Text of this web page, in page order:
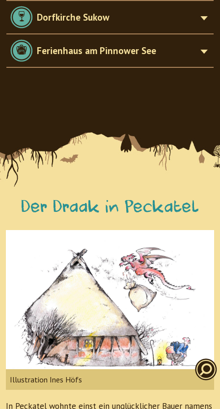
Dorfkirche Sukow
Ferienhaus am Pinnower See
Der Draak in Peckatel
Illustration Ines Höfs
In Peckatel wohnte einst ein unglücklicher Bauer namens